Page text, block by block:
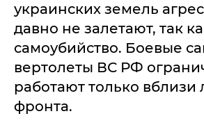
украинских земель
давно не залетают, так
самоубийство. Боевые
вертолеты ВС РФ
работают только вблизи
фронта.